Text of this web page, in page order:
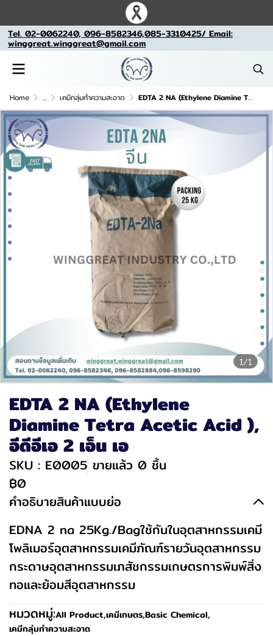
Tel. 02-0062240, 096-8582346,085-3310425/ Email:
winggreat.winggreat@gmail.com
Home ... เคมีกลุ่มทำความสะอาด EDTA 2 NA (Ethylene Diamine Tetra Acetic Acid ), อีดีอีเอ 2 เอ็น เอ
1/1
EDTA 2 NA (Ethylene
Diamine Tetra Acetic Acid ),
อีดีอีเอ 2 เอ็น เอ
SKU : E0005 ขายแล้ว 0 ชิ้น
฿0
คำอธิบายสินค้าแบบย่อ
EDNA 2 na 25Kg./Bagใช้กันในอุตสาหกรรมเคมี
โพลิเมอร์อุตสาหกรรมเคมีภัณฑ์รายวันอุตสาหกรรม
กระดาษอุตสาหกรรมเภสัชกรรมเกษตรการพิมพ์สิ่ง
ทอและย้อมสีอุตสาหกรรม
หมวดหมู่:All Product,เคมีเกษตร,Basic Chemical,
เคมีกลุ่มทำความสะอาด